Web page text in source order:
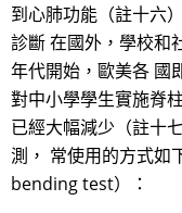
到心肺功能（註十六
診斷 在國外，學校和
年代開始，歐美各 國
對中小學學生實施脊
已經大幅減少（註十
測， 常使用的方式如
bending test）：